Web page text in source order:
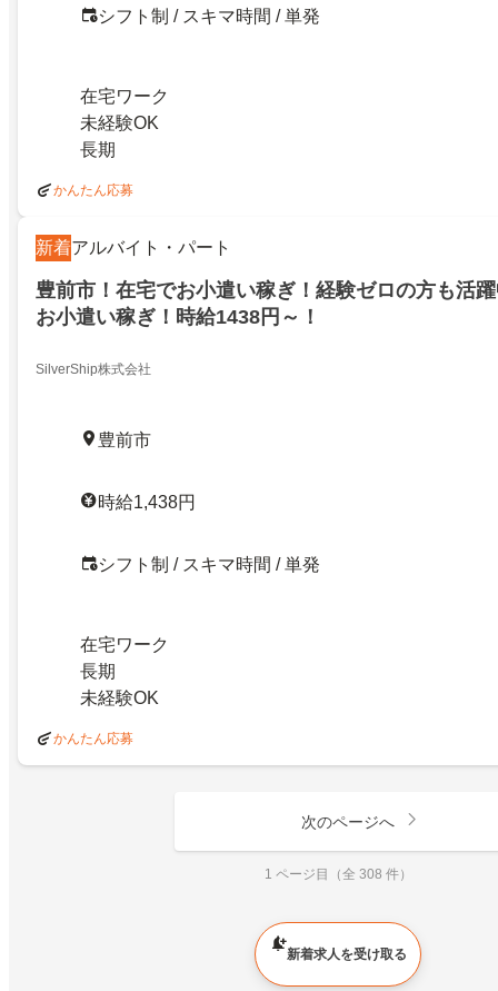
シフト制 / スキマ時間 / 単発
在宅ワーク
未経験OK
長期
かんたん応募
新着アルバイト・パート
豊前市！在宅でお小遣い稼ぎ！経験ゼロの方も活
お小遣い稼ぎ！時給1438円～！
SilverShip株式会社
豊前市
時給1,438円
シフト制 / スキマ時間 / 単発
在宅ワーク
長期
未経験OK
かんたん応募
次のページへ
1 ページ目（全 308 件）
新着求人を受け取る